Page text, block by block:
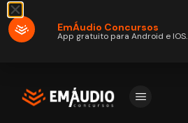
EmÁudio Concursos
App gratuito para Android e IOS.